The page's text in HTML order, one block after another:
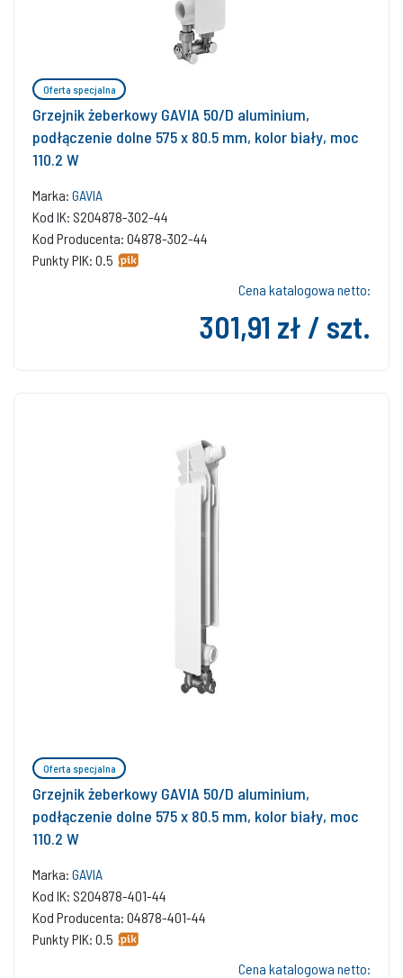
Oferta specjalna
Grzejnik żeberkowy GAVIA 50/D aluminium,
podłączenie dolne 575 x 80.5 mm, kolor biały, moc
110.2 W
Marka: GAVIA
Kod IK: S204878-302-44
Kod Producenta: 04878-302-44
Punkty PIK: 0.5
Cena katalogowa netto:
301,91 zł / szt.
Oferta specjalna
Grzejnik żeberkowy GAVIA 50/D aluminium,
podłączenie dolne 575 x 80.5 mm, kolor biały, moc
110.2 W
Marka: GAVIA
Kod IK: S204878-401-44
Kod Producenta: 04878-401-44
Punkty PIK: 0.5
Cena katalogowa netto: